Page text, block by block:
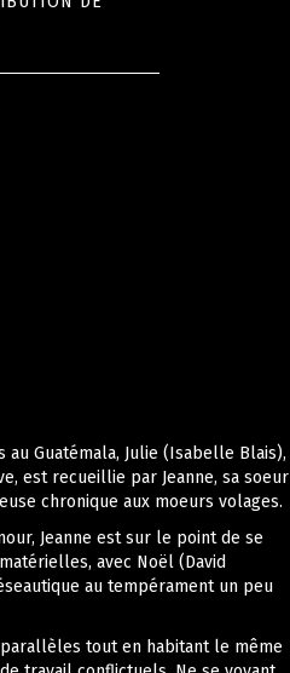
Guatémala, Julie (Isabelle Blais),
est recueillie par Jeanne, sa soeur
chronique aux moeurs volages.
Jeanne est sur le point de se
avec Noël (David
au tempérament un peu
tout en habitant le même